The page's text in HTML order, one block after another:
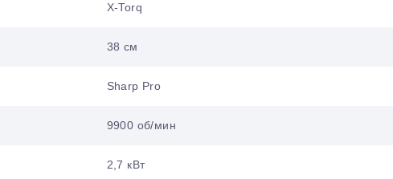
X-Torq
38 см
Sharp Pro
9900 об/мин
2,7 кВт